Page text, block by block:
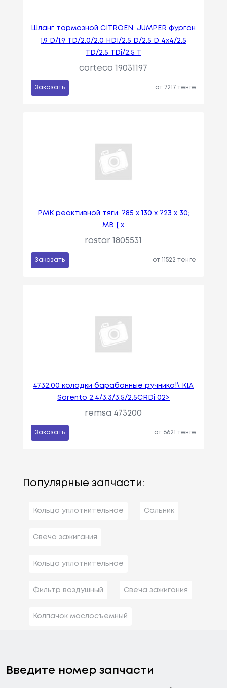
Шланг тормозной CITROEN: JUMPER фургон
1.9 D/1.9 TD/2.0/2.0 HDI/2.5 D/2.5 D 4x4/2.5
TD/2.5 TDi/2.5 T
corteco 19031197
Заказать от 7217 тенге
РМК реактивной тяги; ?85 x 130 x ?23 x 30;
MB [ x
rostar 1805531
Заказать от 11522 тенге
4732.00 колодки барабанные ручника!\ KIA
Sorento 2.4/3.3/3.5/2.5CRDi 02>
remsa 473200
Заказать от 6621 тенге
Популярные запчасти:
Кольцо уплотнительное Сальник
Свеча зажигания
Кольцо уплотнительное
Фильтр воздушный Свеча зажигания
Колпачок маслосъемный
Введите номер запчасти